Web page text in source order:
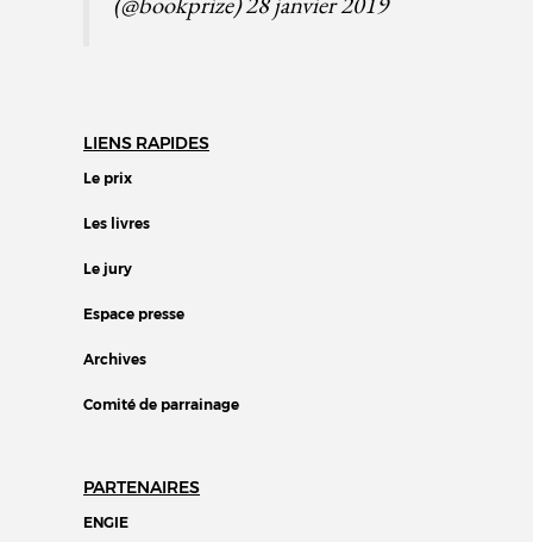
LIENS RAPIDES
Le prix
Les livres
Le jury
Espace presse
Archives
Comité de parrainage
PARTENAIRES
ENGIE